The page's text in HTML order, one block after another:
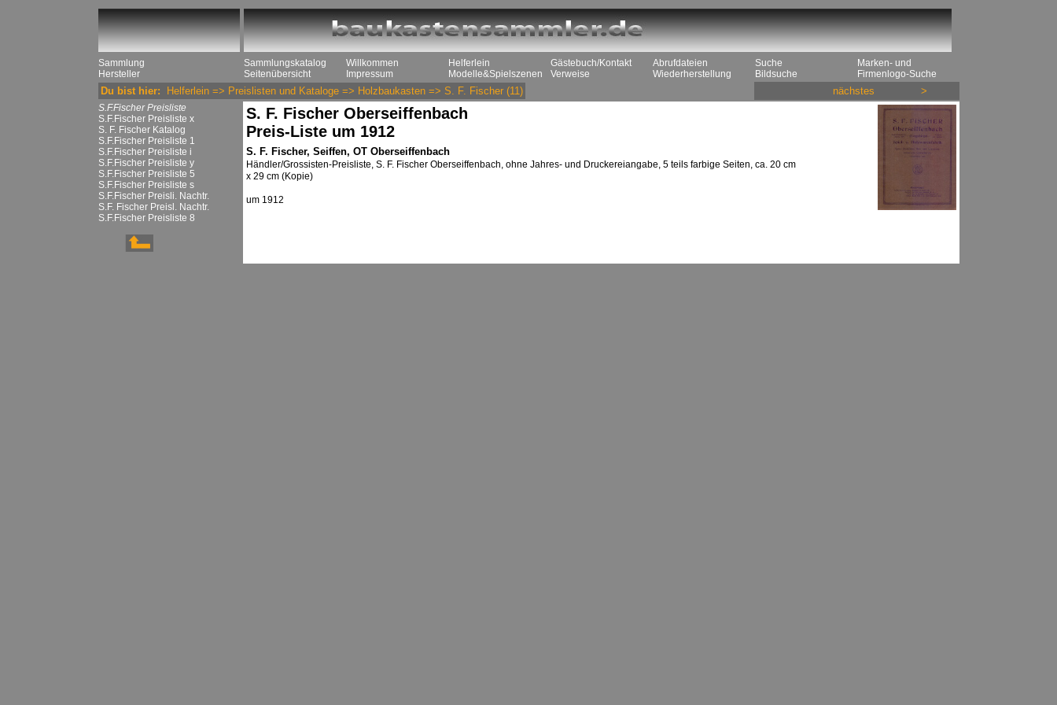
Sammlung
Hersteller
Sammlungskatalog
Seitenübersicht
Willkommen
Impressum
Helferlein
Modelle&Spielszenen
Gästebuch/Kontakt
Verweise
Abrufdateien
Wiederherstellung
Suche
Bildsuche
Marken- und
Firmenlogo-Suche
Du bist hier: Helferlein => Preislisten und Kataloge => Holzbaukasten => S. F. Fischer (11) nächstes >
S.F.Fischer Preisliste
S.F.Fischer Preisliste x
S. F. Fischer Katalog
S.F.Fischer Preisliste 1
S.F.Fischer Preisliste i
S.F.Fischer Preisliste y
S.F.Fischer Preisliste 5
S.F.Fischer Preisliste s
S.F.Fischer Preisli. Nachtr.
S.F. Fischer Preisl. Nachtr.
S.F.Fischer Preisliste 8
S. F. Fischer Oberseiffenbach
Preis-Liste um 1912
S. F. Fischer, Seiffen, OT Oberseiffenbach
Händler/Grossisten-Preisliste, S. F. Fischer Oberseiffenbach, ohne Jahres- und Druckereiangabe, 5 teils farbige Seiten, ca. 20 cm
x 29 cm (Kopie)
um 1912